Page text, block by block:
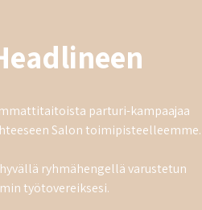
parturi-kampaajaa
Salon toimipisteelleemme.
ryhmähengellä varustetun
työtovereiksesi.